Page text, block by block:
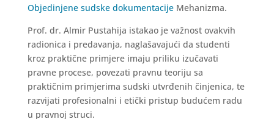
Objedinjene sudske dokumentacijeMehanizma.
Prof. dr. Almir Pustahija istakao je važnost ovakvih
radionica i predavanja, naglašavajući da studenti
kroz praktične primjere imaju priliku izučavati
pravne procese, povezati pravnu teoriju sa
praktičnim primjerima sudski utvrđenih činjenica, te
razvijati profesionalni i etički pristup budućem radu
u pravnoj struci.